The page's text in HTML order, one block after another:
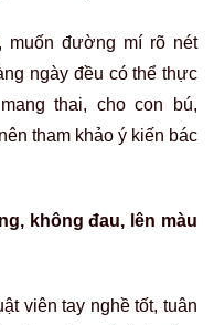
muốn đường mí rõ nét
ngày đều có thể thực
thai, cho con bú,
tham khảo ý kiến bác
không đau, lên màu
viên tay nghề tốt, tuân